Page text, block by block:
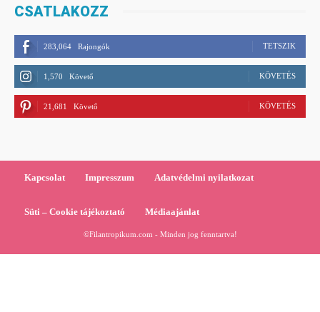
CSATLAKOZZ
283,064 Rajongók TETSZIK
1,570 Követő KÖVETÉS
21,681 Követő KÖVETÉS
Kapcsolat Impresszum Adatvédelmi nyilatkozat
Süti – Cookie tájékoztató Médiaajánlat
©Filantropikum.com - Minden jog fenntartva!